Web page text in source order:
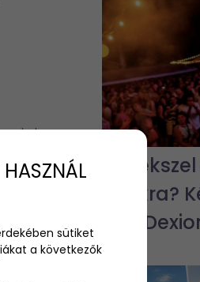
ahol
bulikra?
újra
sütiket
a következők